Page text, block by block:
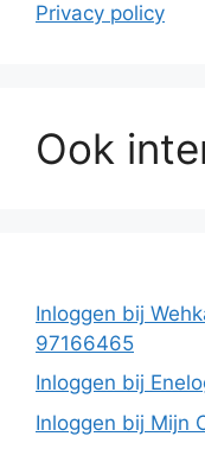
Privacy policy
Ook
Inloggen bij
97166465
Inloggen bij
Inloggen bij Mijn